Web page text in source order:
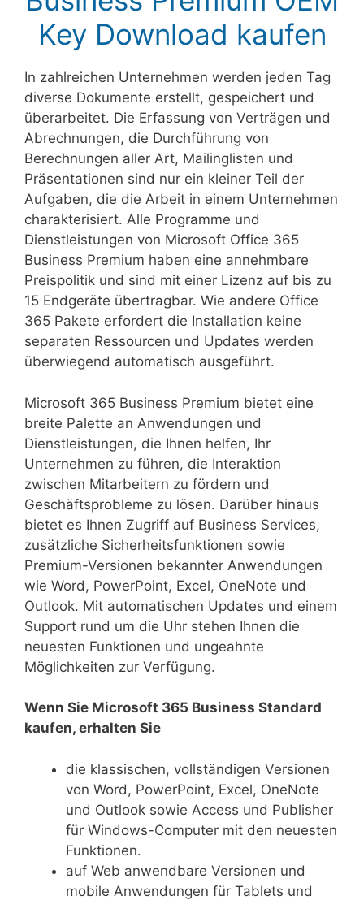
Key Download kaufen
In zahlreichen Unternehmen werden jeden Tag
diverse Dokumente erstellt, gespeichert und
überarbeitet. Die Erfassung von Verträgen und
Abrechnungen, die Durchführung von
Berechnungen aller Art, Mailinglisten und
Präsentationen sind nur ein kleiner Teil der
Aufgaben, die die Arbeit in einem Unternehmen
charakterisiert. Alle Programme und
Dienstleistungen von Microsoft Office 365
Business Premium haben eine annehmbare
Preispolitik und sind mit einer Lizenz auf bis zu
15 Endgeräte übertragbar. Wie andere Office
365 Pakete erfordert die Installation keine
separaten Ressourcen und Updates werden
überwiegend automatisch ausgeführt.
Microsoft 365 Business Premium bietet eine
breite Palette an Anwendungen und
Dienstleistungen, die Ihnen helfen, Ihr
Unternehmen zu führen, die Interaktion
zwischen Mitarbeitern zu fördern und
Geschäftsprobleme zu lösen. Darüber hinaus
bietet es Ihnen Zugriff auf Business Services,
zusätzliche Sicherheitsfunktionen sowie
Premium-Versionen bekannter Anwendungen
wie Word, PowerPoint, Excel, OneNote und
Outlook. Mit automatischen Updates und einem
Support rund um die Uhr stehen Ihnen die
neuesten Funktionen und ungeahnte
Möglichkeiten zur Verfügung.
Wenn Sie Microsoft 365 Business Standard
kaufen, erhalten Sie
die klassischen, vollständigen Versionen
von Word, PowerPoint, Excel, OneNote
und Outlook sowie Access und Publisher
für Windows-Computer mit den neuesten
Funktionen.
auf Web anwendbare Versionen und
mobile Anwendungen für Tablets und